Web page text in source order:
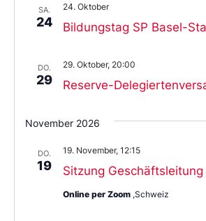
SA.
24 Bildungstag SP Basel-
24. Oktober
DO.
29 Reserve-
29. Oktober, 20:00
November 2026
DO.
19 Sitzung Geschäftsleitung
19. November, 12:15
Online per Zoom ,Schweiz